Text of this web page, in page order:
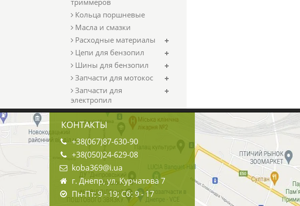
триммеров
Кольца поршневые
Масла и смазки
Расходные материалы
Цепи для бензопил
Шины для бензопил
Запчасти для мотокос
Запчасти для
электропил
КОНТАКТЫ
+38(067)87-630-90
+38(050)24-629-08
koba369@i.ua
г. Днепр, ул. Курчатова 7
Пн-Пт: 9 - 19; Сб: 9 - 17